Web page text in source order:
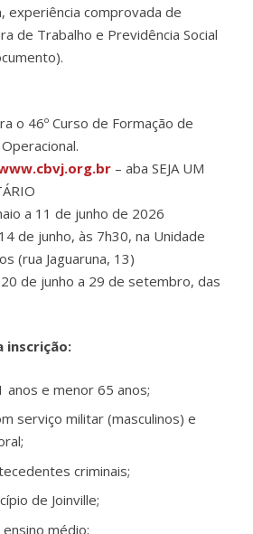
experiência comprovada de
de Trabalho e Previdência Social
o 46º Curso de Formação de
– aba SEJA UM
a 11 de junho de 2026
de junho, às 7h30, na Unidade
(rua Jaguaruna, 13)
de junho a 29 de setembro, das
inscrição:
anos e menor 65 anos;
serviço militar (masculinos) e
criminais;
de Joinville;
médio;